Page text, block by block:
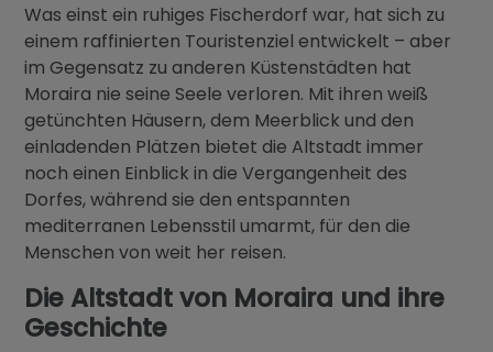
Was einst ein ruhiges Fischerdorf war, hat sich zu
einem raffinierten Touristenziel entwickelt – aber
im Gegensatz zu anderen Küstenstädten hat
Moraira nie seine Seele verloren. Mit ihren weiß
getünchten Häusern, dem Meerblick und den
einladenden Plätzen bietet die Altstadt immer
noch einen Einblick in die Vergangenheit des
Dorfes, während sie den entspannten
mediterranen Lebensstil umarmt, für den die
Menschen von weit her reisen.
Die Altstadt von Moraira und ihre
Geschichte